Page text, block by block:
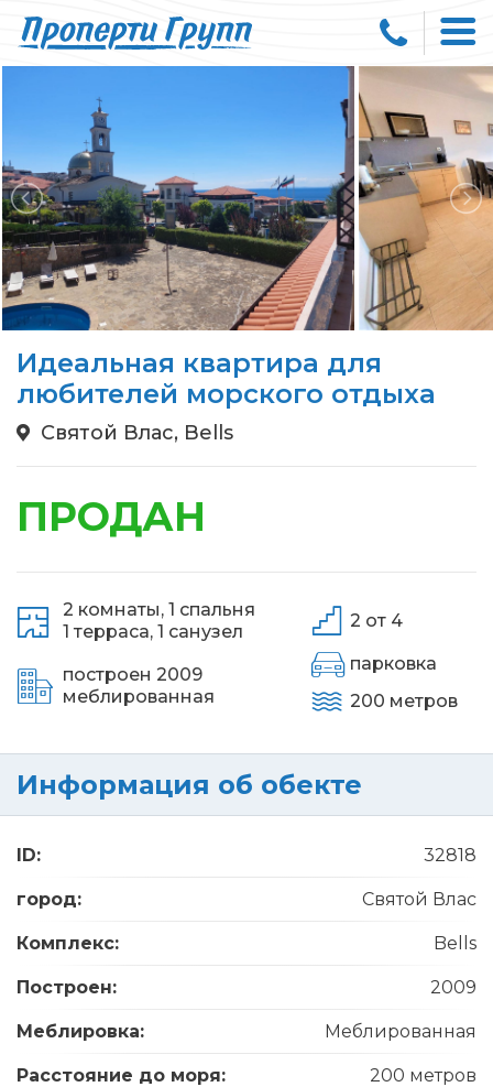
Идеальная квартира для
любителей морского отдыха
Святой Влас, Bells
ПРОДАН
2 комнаты, 1 спальня
1 терраса, 1 санузел
построен 2009
меблированная
2 от 4
парковка
200 метров
Информация об обекте
ID: 32818
город: Святой Влас
Комплекс: Bells
Построен: 2009
Меблировка: Меблированная
Расстояние до моря: 200 метров